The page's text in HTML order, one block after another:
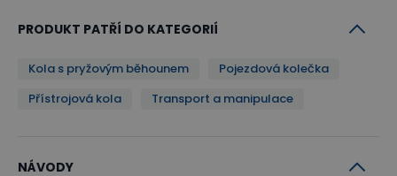
PRODUKT PATŘÍ DO KATEGORIÍ
Kola s pryžovým běhounem
Pojezdová kolečka
Přístrojová kola
Transport a manipulace
NÁVODY